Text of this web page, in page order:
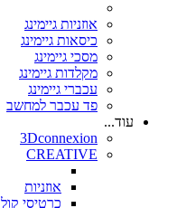
אוזניות גיימינג
כיסאות גיימינג
מסכי גיימינג
מקלדות גיימינג
עכברי גיימינג
פד עכבר למחשב
עוד...
3Dconnexion
CREATIVE
אוזניות
כרטיסי קול